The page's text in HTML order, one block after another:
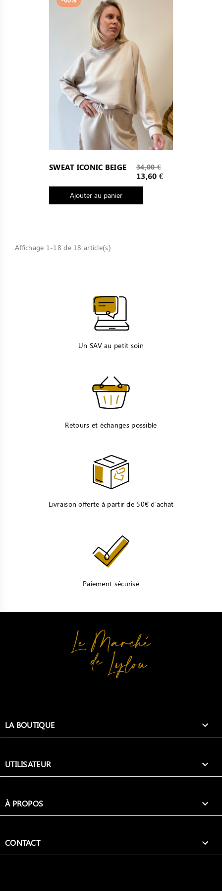
SWEAT ICONIC BEIGE
Prix
de
base
34,00 €
Prix
13,60 €
Ajouter au panier
Affichage 1-18 de 18 article(s)
Un SAV au petit soin
Retours et échanges possible
Livraison offerte à partir de 50€ d'achat
Paiement sécurisé
LA BOUTIQUE 
UTILISATEUR 
À PROPOS 
CONTACT 